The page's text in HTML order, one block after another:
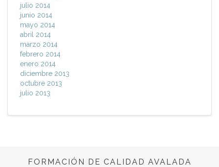
julio 2014
junio 2014
mayo 2014
abril 2014
marzo 2014
febrero 2014
enero 2014
diciembre 2013
octubre 2013
julio 2013
FORMACIÓN DE CALIDAD AVALADA